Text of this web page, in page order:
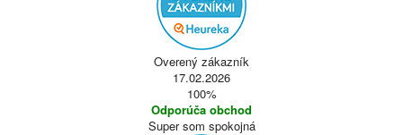
Overený zákazník
17.02.2026
100%
Odporúča obchod
Super som spokojná